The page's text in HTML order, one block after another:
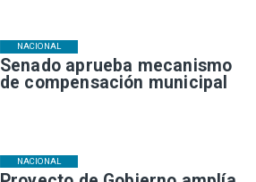
Senado aprueba mecanismo
de compensación municipal
NACIONAL
NACIONAL